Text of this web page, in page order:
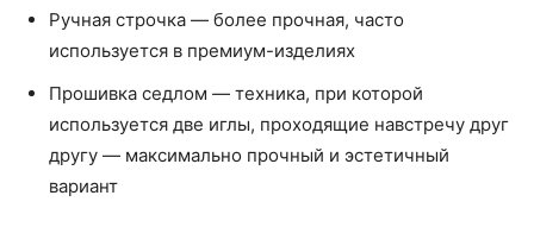
Ручная строчка — более прочная, часто
используется в премиум-изделиях
Прошивка седлом — техника, при которой
используется две иглы, проходящие навстречу друг
другу — максимально прочный и эстетичный
вариант